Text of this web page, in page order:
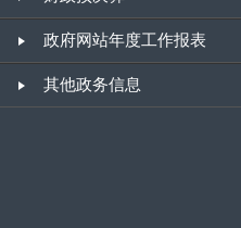
政府网站年度工作报表
其他政务信息